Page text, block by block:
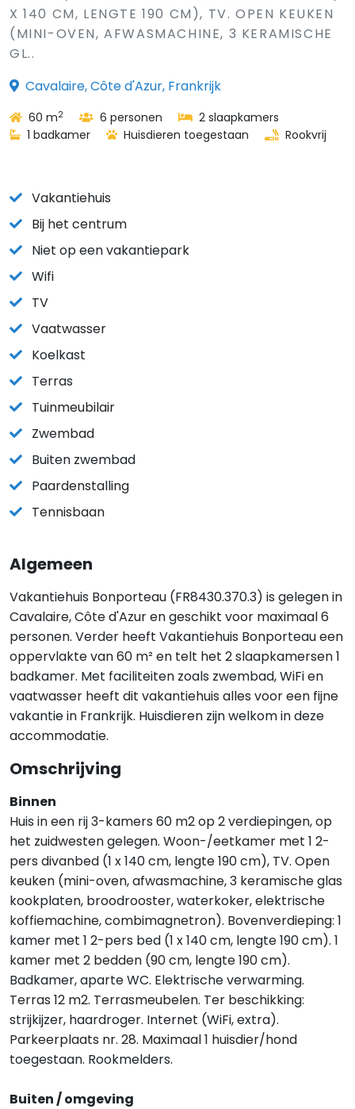
X 140 CM, LENGTE 190 CM), TV. OPEN KEUKEN
(MINI-OVEN, AFWASMACHINE, 3 KERAMISCHE
GL..
Cavalaire, Côte d'Azur, Frankrijk
60 m2 6 personen
2 slaapkamers
1 badkamer
Huisdieren toegestaan Rookvrij
Vakantiehuis
Bij het centrum
Niet op een vakantiepark
Wifi
TV
Vaatwasser
Koelkast
Terras
Tuinmeubilair
Zwembad
Buiten zwembad
Paardenstalling
Tennisbaan
Algemeen
Vakantiehuis Bonporteau (FR8430.370.3) is gelegen in
Cavalaire, Côte d'Azur en geschikt voor maximaal 6
personen. Verder heeft Vakantiehuis Bonporteau een
oppervlakte van 60 m² en telt het 2 slaapkamersen 1
badkamer. Met faciliteiten zoals zwembad, WiFi en
vaatwasser heeft dit vakantiehuis alles voor een fijne
vakantie in Frankrijk. Huisdieren zijn welkom in deze
accommodatie.
Omschrijving
Binnen
Huis in een rij 3-kamers 60 m2 op 2 verdiepingen, op
het zuidwesten gelegen. Woon-/eetkamer met 1 2-
pers divanbed (1 x 140 cm, lengte 190 cm), TV. Open
keuken (mini-oven, afwasmachine, 3 keramische glas
kookplaten, broodrooster, waterkoker, elektrische
koffiemachine, combimagnetron). Bovenverdieping: 1
kamer met 1 2-pers bed (1 x 140 cm, lengte 190 cm). 1
kamer met 2 bedden (90 cm, lengte 190 cm).
Badkamer, aparte WC. Elektrische verwarming.
Terras 12 m2. Terrasmeubelen. Ter beschikking:
strijkijzer, haardroger. Internet (WiFi, extra).
Parkeerplaats nr. 28. Maximaal 1 huisdier/hond
toegestaan. Rookmelders.
Buiten / omgeving